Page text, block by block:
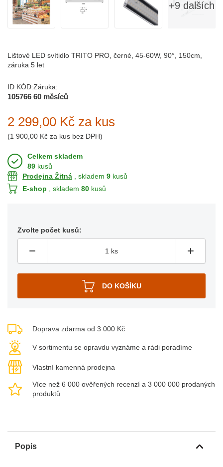
+9 dalších
Lištové LED svítidlo TRITO PRO, černé, 45-60W, 90°, 150cm,
záruka 5 let
ID KÓD:
105766
Záruka:
60 měsíců
2 299,00 Kč za kus
(1 900,00 Kč za kus bez DPH)
Celkem skladem
89 kusů
Prodejna Žitná , skladem 9 kusů
E-shop , skladem 80 kusů
Zvolte počet kusů:
Doprava zdarma od 3 000 Kč
V sortimentu se opravdu vyznáme a rádi poradíme
Vlastní kamenná prodejna
Více než 6 000 ověřených recenzí a 3 000 000 prodaných
produktů
Popis